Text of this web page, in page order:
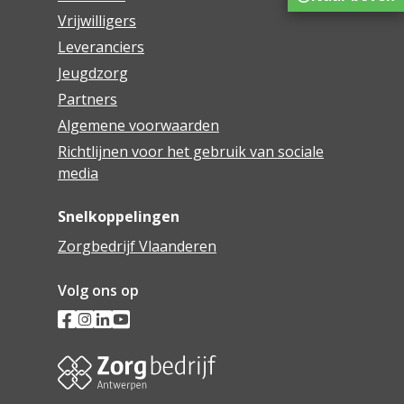
Vrijwilligers
Leveranciers
Jeugdzorg
Partners
Algemene voorwaarden
Richtlijnen voor het gebruik van sociale
media
Snelkoppelingen
Zorgbedrijf Vlaanderen
Volg ons op